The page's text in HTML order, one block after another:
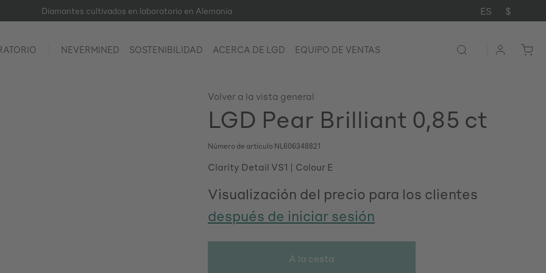
Diamantes cultivados en laboratorio en Alemania ES $
NEVERMINED SOSTENIBILIDAD ACERCA DE LGD EQUIPO DE VENTAS
Volver a la vista general
LGD Pear Brilliant 0,85 ct
Número de artículo NL606348821
Clarity Detail VS1 Colour E
Visualización del precio para los clientes
después de iniciar sesión
A la cesta